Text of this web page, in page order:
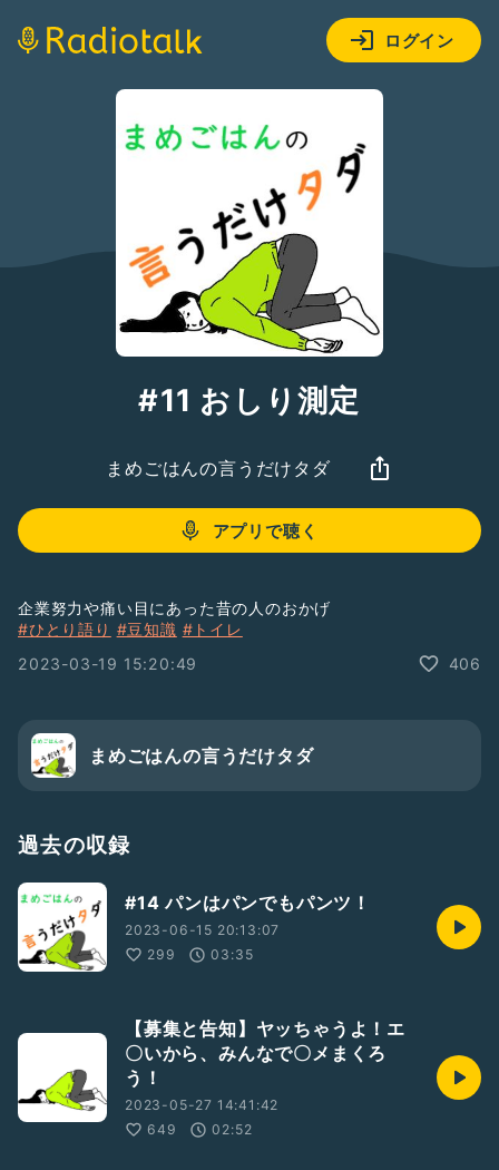
ログイン
#11 おしり測定
まめごはんの言うだけタダ
アプリで聴く
企業努力や痛い目にあった昔の人のおかげ
#ひとり語り #豆知識 #トイレ
2023-03-19 15:20:49
406
まめごはんの言うだけタダ
過去の収録
#14 パンはパンでもパンツ！
2023-06-15 20:13:07
299
03:35
【募集と告知】ヤッちゃうよ！エ
〇いから、みんなで〇メまくろ
う！
2023-05-27 14:41:42
649
02:52